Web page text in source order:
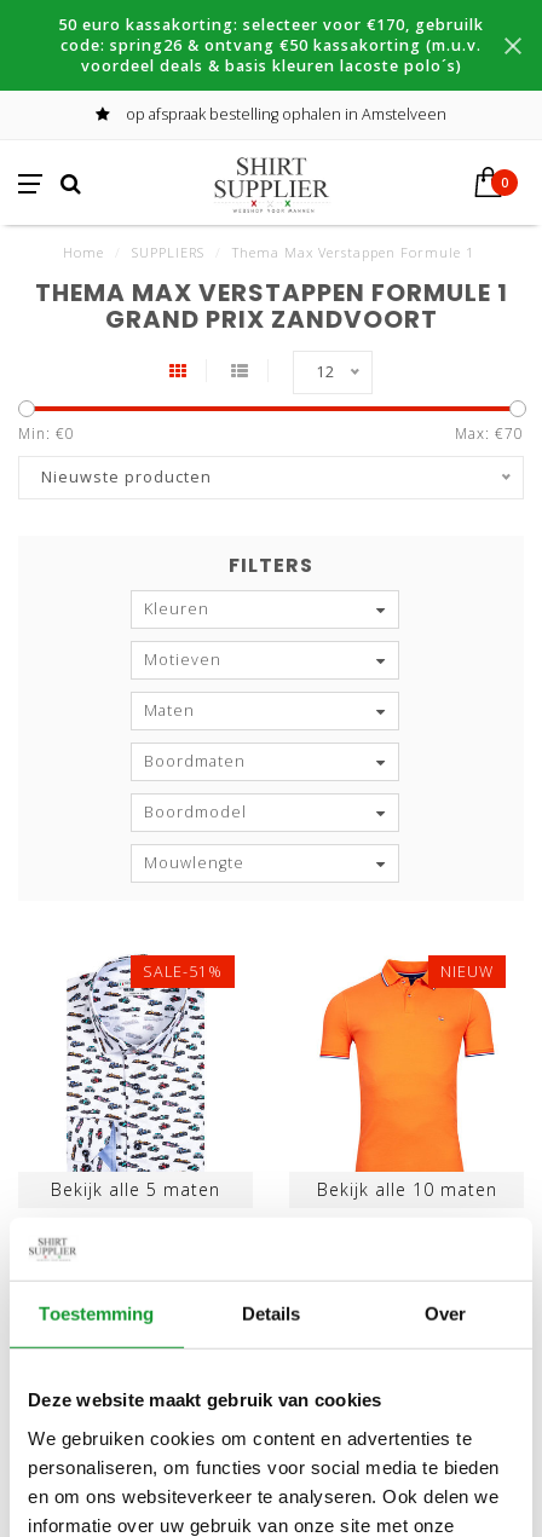
Toestemming Details Over
Deze website maakt gebruik van cookies
We gebruiken cookies om content en advertenties te
personaliseren, om functies voor social media te bieden
en om ons websiteverkeer te analyseren. Ook delen we
informatie over uw gebruik van onze site met onze
50 euro kassakorting: selecteer voor €170, gebruilk
code: spring26 & ontvang €50 kassakorting (m.u.v.
voordeel deals & basis kleuren lacoste polo´s)
op afspraak bestelling ophalen in Amstelveen
0
Home SUPPLIERS Thema Max Verstappen Formule 1
THEMA MAX VERSTAPPEN FORMULE 1
GRAND PRIX ZANDVOORT
12
Min: €0 Max: €70
Nieuwste producten
FILTERS
Kleuren
Motieven
Maten
Boordmaten
Boordmodel
Mouwlengte
SALE-51%
Bekijk alle 5 maten
OVERHEMD THEMA MAX
PRINT
NIEUW
Bekijk alle 10 maten
AANKOOP VAN AF €200
Thema Max Verstappen Formule 1 Grand Prix
Zandvoort, om goed voorbereid de Race van het jaar
bekijken is een nieuwe Giordano oranje polo korte
mouw of lange mouw en/of race wagen print overhemd
en/of uni overhemd een must. Koop daarom direct uw